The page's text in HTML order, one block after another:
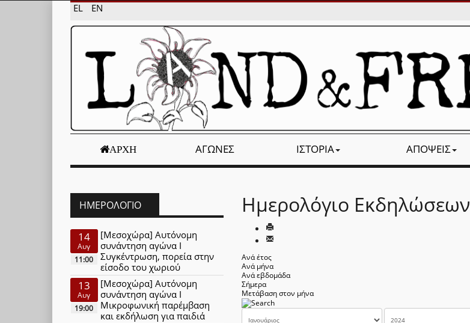
EL EN
ΑΡΧΉ ΑΓΏΝΕΣ ΙΣΤΟΡΊΑ ΑΠΌΨΕΙΣ
Ημερολόγιο Εκδηλώσεων
Ανά έτος
Ανά μήνα
Ανά εβδομάδα
Σήμερα
Μετάβαση στον μήνα
ΗΜΕΡΟΛΌΓΙΟ
14
Αυγ
11:00
[Μεσοχώρα] Αυτόνομη
συνάντηση αγώνα Ι
Συγκέντρωση, πορεία στην
είσοδο του χωριού
13
Αυγ
19:00
[Μεσοχώρα] Αυτόνομη
συνάντηση αγώνα Ι
Μικροφωνική παρέμβαση
και εκδήλωση για παιδιά